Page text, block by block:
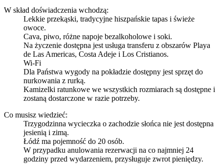
W skład doświadczenia wchodzą:
Lekkie przekąski, tradycyjne hiszpańskie tapas i świeże
owoce.
Cava, piwo, różne napoje bezalkoholowe i soki.
Na życzenie dostępna jest usługa transferu z obszarów Playa
de Las Americas, Costa Adeje i Los Cristianos.
Wi-Fi
Dla Państwa wygody na pokładzie dostępny jest sprzęt do
nurkowania z rurką.
Kamizelki ratunkowe we wszystkich rozmiarach są dostępne i
zostaną dostarczone w razie potrzeby.
Co musisz wiedzieć:
Trzygodzinna wycieczka o zachodzie słońca nie jest dostępna
jesienią i zimą.
Łódź ma pojemność do 20 osób.
W przypadku anulowania rezerwacji na co najmniej 24
godziny przed wydarzeniem, przysługuje zwrot pieniędzy.